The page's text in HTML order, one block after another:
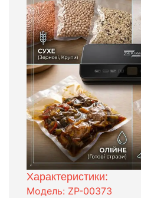
Характеристики:
Модель: ZP-00373